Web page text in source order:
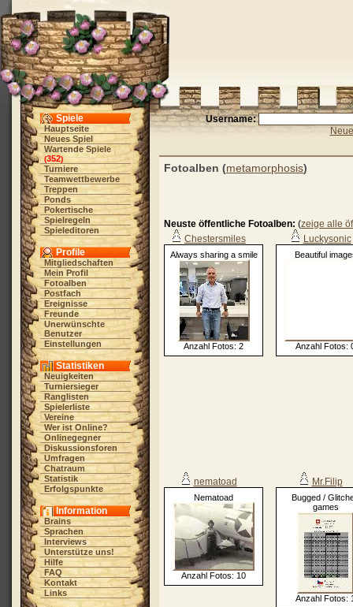
Spiele
Hauptseite
Neues Spiel
Wartende Spiele
(352)
Turniere
Teamwettbewerbe
Treppen
Ponds
Pokertische
Spielregeln
Spieleditoren
Profile
Mitgliedschaften
Mein Profil
Fotoalben
Postfach
Ereignisse
Freunde
Unerwünschte
Benutzer
Einstellungen
Statistiken
Neuigkeiten
Turniersieger
Ranglisten
Spielerliste
Vereine
Wer ist Online?
Onlinegegner
Diskussionsforen
Umfragen
Chatraum
Statistik
Erfolgspunkte
Information
Brains
Sprachen
Interviews
Unterstütze uns!
Hilfe
FAQ
Kontakt
Links
Username:
Fotoalben (metamorphosis)
Neuste öffentliche Fotoalben: (zeige alle
Chestersmiles
Always sharing a smile
Anzahl Fotos: 2
Luckysonic
Beautiful
Anzahl Fotos:
nematoad
Nematoad
Anzahl Fotos: 10
Mr.Filip
Bugged /
games
Anzahl Fotos: